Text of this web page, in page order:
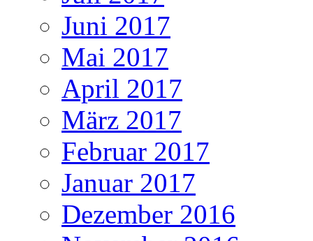
Juni 2017
Mai 2017
April 2017
März 2017
Februar 2017
Januar 2017
Dezember 2016